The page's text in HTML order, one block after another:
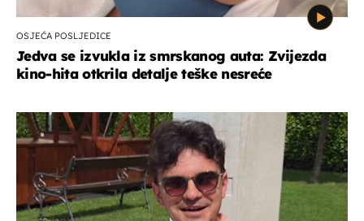
OSJEĆA POSLJEDICE
Jedva se izvukla iz smrskanog auta: Zvijezda
kino-hita otkrila detalje teške nesreće